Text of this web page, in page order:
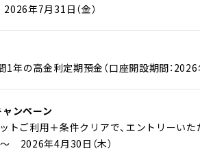
年7月31日（金）
の高金利定期預金（口座開設期間：2026
ンペーン
トご利用＋条件クリアで、エントリーい
～ 2026年4月30日（木）